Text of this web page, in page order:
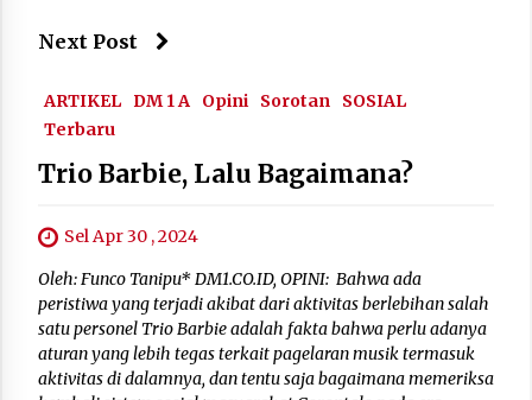
Next Post
ARTIKEL DM 1 A Opini Sorotan
SOSIAL
Terbaru
Trio Barbie, Lalu Bagaimana?
Sel Apr 30 , 2024
Oleh: Funco Tanipu* DM1.CO.ID, OPINI: Bahwa ada
peristiwa yang terjadi akibat dari aktivitas berlebihan salah
satu personel Trio Barbie adalah fakta bahwa perlu adanya
aturan yang lebih tegas terkait pagelaran musik termasuk
aktivitas di dalamnya, dan tentu saja bagaimana memeriksa